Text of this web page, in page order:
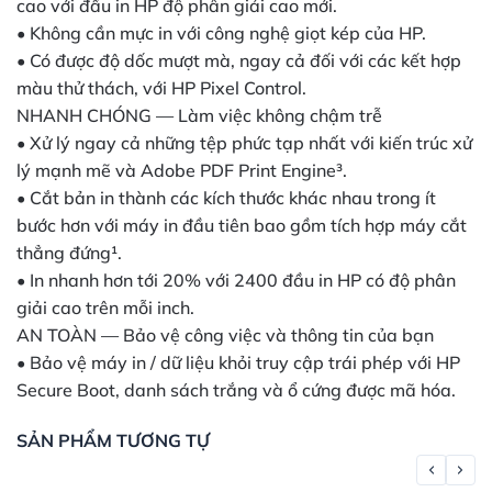
cao với đầu in HP độ phân giải cao mới.
• Không cần mực in với công nghệ giọt kép của HP.
• Có được độ dốc mượt mà, ngay cả đối với các kết hợp
màu thử thách, với HP Pixel Control.
NHANH CHÓNG — Làm việc không chậm trễ
• Xử lý ngay cả những tệp phức tạp nhất với kiến trúc xử
lý mạnh mẽ và Adobe PDF Print Engine³.
• Cắt bản in thành các kích thước khác nhau trong ít
bước hơn với máy in đầu tiên bao gồm tích hợp máy cắt
thẳng đứng¹.
• In nhanh hơn tới 20% với 2400 đầu in HP có độ phân
giải cao trên mỗi inch.
AN TOÀN — Bảo vệ công việc và thông tin của bạn
• Bảo vệ máy in / dữ liệu khỏi truy cập trái phép với HP
Secure Boot, danh sách trắng và ổ cứng được mã hóa.
SẢN PHẨM TƯƠNG TỰ